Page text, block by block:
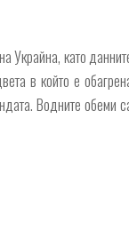
Украйна, като
в който е
Водните обеми